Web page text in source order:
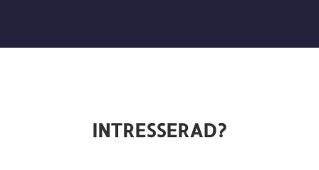
INTRESSERAD?